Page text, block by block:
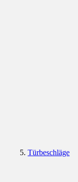
Türbeschläge